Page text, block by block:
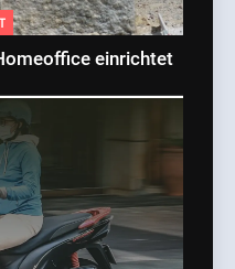
einrichtet